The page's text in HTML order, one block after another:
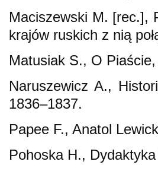
Maciszewski M. [rec.],
krajów ruskich z nią
Matusiak S., O Piaście,
Naruszewicz A.,
1836–1837.
Papee F., Anatol
Pohoska H.,